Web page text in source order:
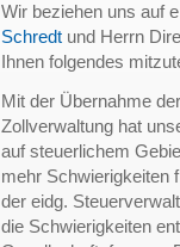
Wir beziehen uns auf
Schredt und Herrn
Ihnen folgendes
Mit der Übernahme
Zollverwaltung hat
auf steuerlichem
mehr Schwierigkeiten
der eidg.
die Schwierigkeiten